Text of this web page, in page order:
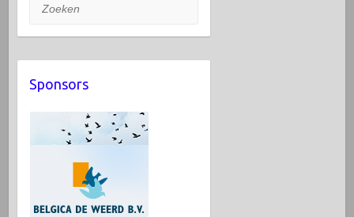
Sponsors